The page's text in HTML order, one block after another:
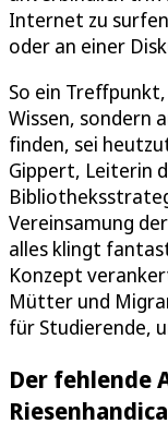
Internet zu
oder an einer
So ein
Wissen, sondern
finden, sei
Gippert, Leiterin
Vereinsamung
alles klingt
Konzept
Mütter und
für Studierende,
Der fehlende